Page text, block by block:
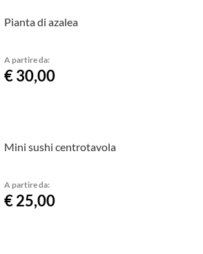
Pianta di azalea
A partire da:
€ 30,00
Mini sushi centrotavola
A partire da:
€ 25,00